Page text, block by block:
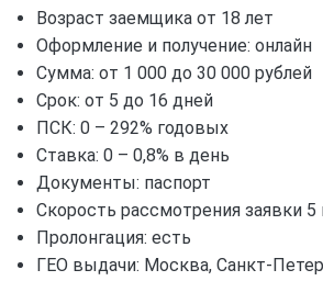
Возраст заемщика от 18 лет
Оформление и получение: онлайн
Сумма: от 1 000 до 30 000 рублей
Срок: от 5 до 16 дней
ПСК: 0 – 292% годовых
Ставка: 0 – 0,8% в день
Документы: паспорт
Скорость рассмотрения заявки 5
Пролонгация: есть
ГЕО выдачи: Москва, Санкт-